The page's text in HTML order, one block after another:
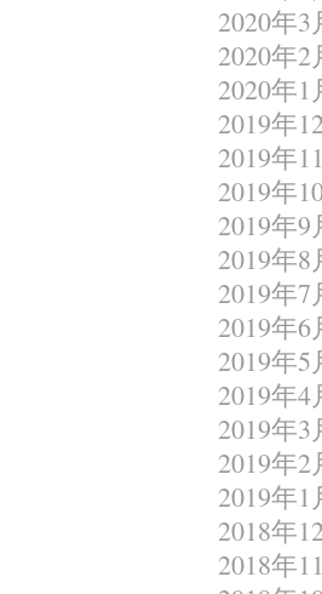
2020年3
2020年2
2020年1
2019年
2019年
2019年
2019年9
2019年8
2019年7
2019年6
2019年5
2019年4
2019年3
2019年2
2019年1
2018年
2018年